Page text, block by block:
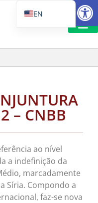
– CNBB
ao nível
a indefinição da
marcadamente
Síria. Compondo a
faz-se nova
EN
IT